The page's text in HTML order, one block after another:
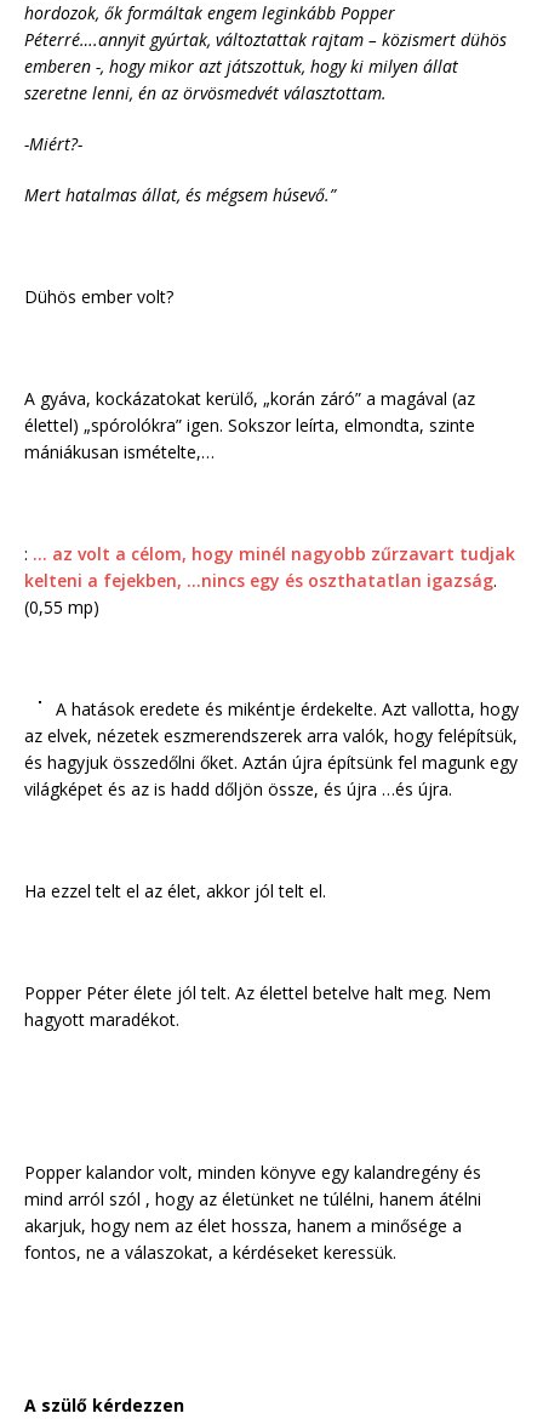
hordozok, ők formáltak engem leginkább Popper
Péterré….annyit gyúrtak, változtattak rajtam – közismert dühös
emberen -, hogy mikor azt játszottuk, hogy ki milyen állat
szeretne lenni, én az örvösmedvét választottam.
-Miért?-
Mert hatalmas állat, és mégsem húsevő.”
Dühös ember volt?
A gyáva, kockázatokat kerülő, „korán záró” a magával (az
élettel) „spórolókra” igen. Sokszor leírta, elmondta, szinte
mániákusan ismételte,…
: … az volt a célom, hogy minél nagyobb zűrzavart tudjak
kelteni a fejekben, …nincs egy és oszthatatlan igazság.
(0,55 mp)
A hatások eredete és mikéntje érdekelte. Azt vallotta, hogy
az elvek, nézetek eszmerendszerek arra valók, hogy felépítsük,
és hagyjuk összedőlni őket. Aztán újra építsünk fel magunk egy
világképet és az is hadd dőljön össze, és újra …és újra.
Ha ezzel telt el az élet, akkor jól telt el.
Popper Péter élete jól telt. Az élettel betelve halt meg. Nem
hagyott maradékot.
Popper kalandor volt, minden könyve egy kalandregény és
mind arról szól , hogy az életünket ne túlélni, hanem átélni
akarjuk, hogy nem az élet hossza, hanem a minősége a
fontos, ne a válaszokat, a kérdéseket keressük.
A szülő kérdezzen